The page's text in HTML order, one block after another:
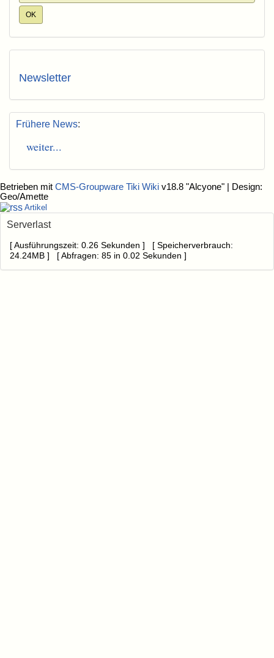
Newsletter
Frühere News:
weiter...
Betrieben mit CMS-Groupware Tiki Wiki v18.8 "Alcyone" | Design:
Geo/Amette
Artikel
Serverlast
[ Ausführungszeit: 0.26 Sekunden ] [ Speicherverbrauch:
24.24MB ] [ Abfragen: 85 in 0.02 Sekunden ]